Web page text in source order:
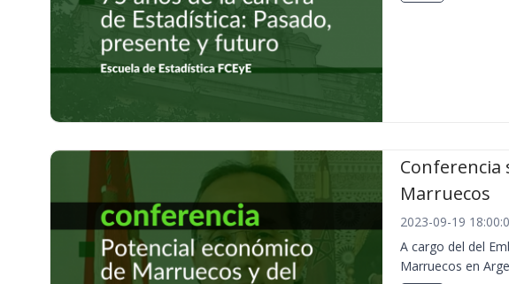
Conferencia
Marruecos
2023-09-19
A cargo del del
Marruecos en